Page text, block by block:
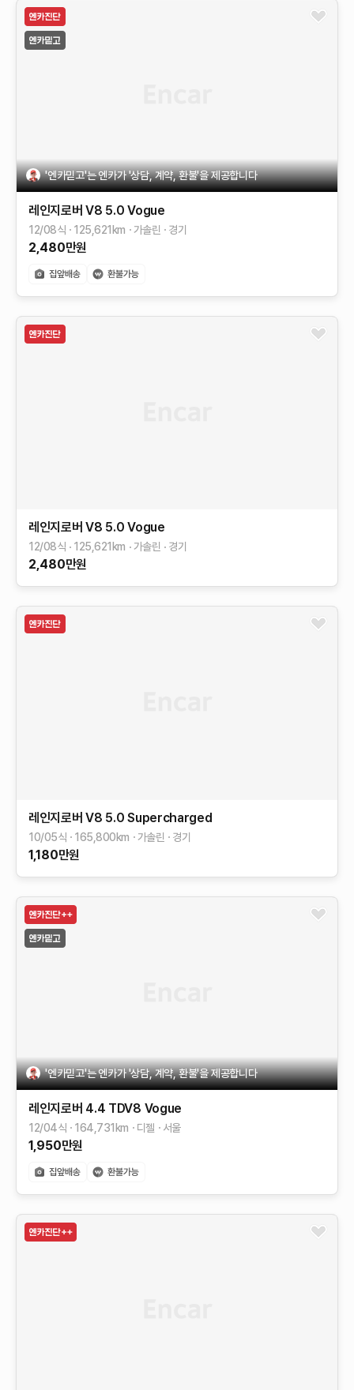
'엔카믿고'는 엔카가 '상담, 계약, 환불'을 제공합니다
레인지로버 V8 5.0 Vogue
12/08식 125,621 km 가솔린 경기
2,480만원
레인지로버 V8 5.0 Vogue
12/08식 125,621 km 가솔린 경기
2,480만원
레인지로버 V8 5.0 Supercharged
10/05식 165,800km 가솔린 경기
1,180만원
'엔카믿고'는 엔카가 '상담, 계약, 환불'을 제공합니다
레인지로버 4.4 TDV8 Vogue
12/04식 164,731km 디젤 서울
1,950만원